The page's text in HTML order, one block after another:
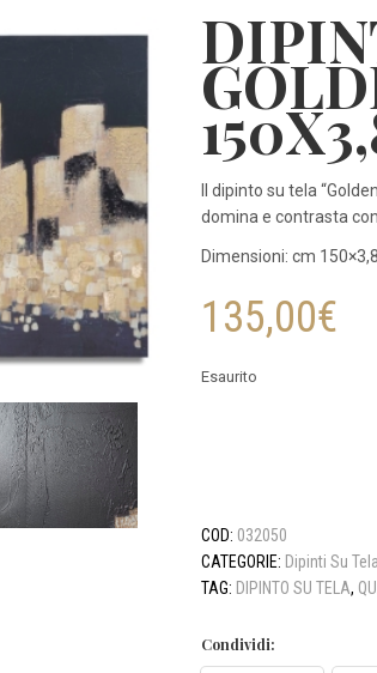
Il dipinto su tela
domina e contrasta
Dimensioni: cm
135,00€
Esaurito
COD: 032050
CATEGORIE: Dipinti Su Tela
TAG: DIPINTO SU TELA,
Condividi: